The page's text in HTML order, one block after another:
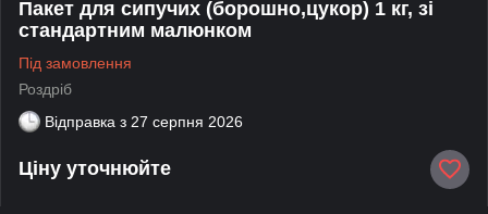
Пакет для сипучих (борошно,цукор) 1 кг, зі
стандартним малюнком
Під замовлення
Роздріб
Відправка з 27 серпня 2026
Ціну уточнюйте